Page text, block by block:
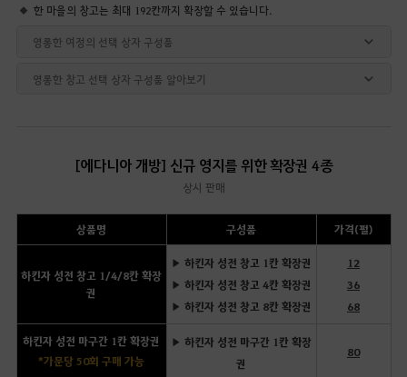
한 마을의 창고는 최대 192칸까지 확장할 수 있습니다.
영롱한 여정의 선택 상자 구성품
영롱한 창고 선택 상자 구성품 알아보기
[에다니아 개방] 신규 영지를 위한 확장권 4종
상시 판매
상품명 구성품 가격(펄)
하킨자 성전 창고 1/4/8칸 확장
권
▶ 하킨자 성전 창고 1칸 확장권
▶ 하킨자 성전 창고 4칸 확장권
▶ 하킨자 성전 창고 8칸 확장권
12
36
68
하킨자 성전 마구간 1칸 확장권
*가문당 50회 구매 가능
▶ 하킨자 성전 마구간 1칸 확장
권
80